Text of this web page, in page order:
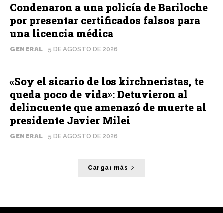
Condenaron a una policía de Bariloche
por presentar certificados falsos para
una licencia médica
GENERAL 5 DE AGOSTO DE 2026
«Soy el sicario de los kirchneristas, te
queda poco de vida»: Detuvieron al
delincuente que amenazó de muerte al
presidente Javier Milei
GENERAL 5 DE AGOSTO DE 2026
Cargar más